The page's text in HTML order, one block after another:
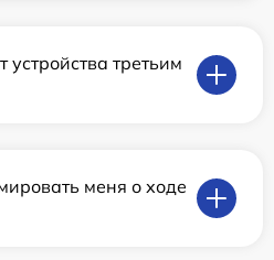
третьим
меня о ходе